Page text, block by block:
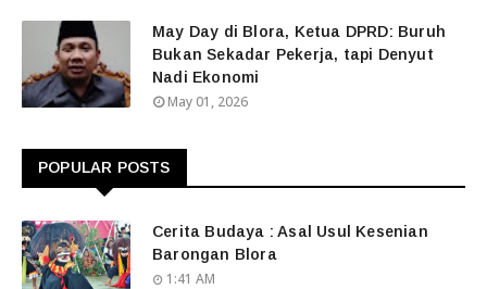
May Day di Blora, Ketua DPRD: Buruh
Bukan Sekadar Pekerja, tapi Denyut
Nadi Ekonomi
May 01, 2026
POPULAR POSTS
Cerita Budaya : Asal Usul Kesenian
Barongan Blora
1:41 AM